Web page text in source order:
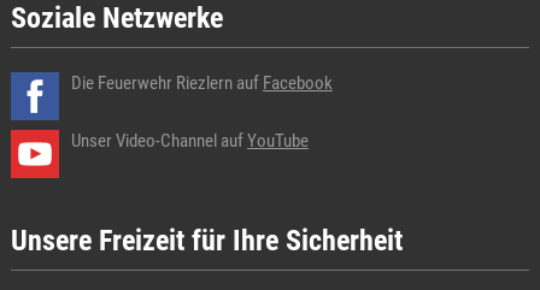
Soziale Netzwerke
Die Feuerwehr Riezlern auf Facebook
Unser Video-Channel auf YouTube
Unsere Freizeit für Ihre Sicherheit